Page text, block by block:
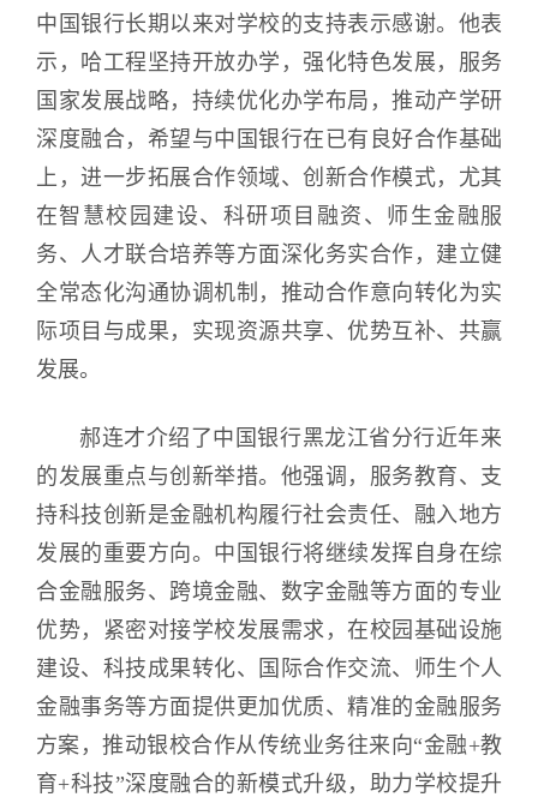
中国银行长期以来对学校的支持表示感谢。他表
示，哈工程坚持开放办学，强化特色发展，服务
国家发展战略，持续优化办学布局，推动产学研
深度融合，希望与中国银行在已有良好合作基础
上，进一步拓展合作领域、创新合作模式，尤其
在智慧校园建设、科研项目融资、师生金融服
务、人才联合培养等方面深化务实合作，建立健
全常态化沟通协调机制，推动合作意向转化为实
际项目与成果，实现资源共享、优势互补、共赢
发展。
郝连才介绍了中国银行黑龙江省分行近年来
的发展重点与创新举措。他强调，服务教育、支
持科技创新是金融机构履行社会责任、融入地方
发展的重要方向。中国银行将继续发挥自身在综
合金融服务、跨境金融、数字金融等方面的专业
优势，紧密对接学校发展需求，在校园基础设施
建设、科技成果转化、国际合作交流、师生个人
金融事务等方面提供更加优质、精准的金融服务
方案，推动银校合作从传统业务往来向“金融+教
育+科技”深度融合的新模式升级，助力学校提升